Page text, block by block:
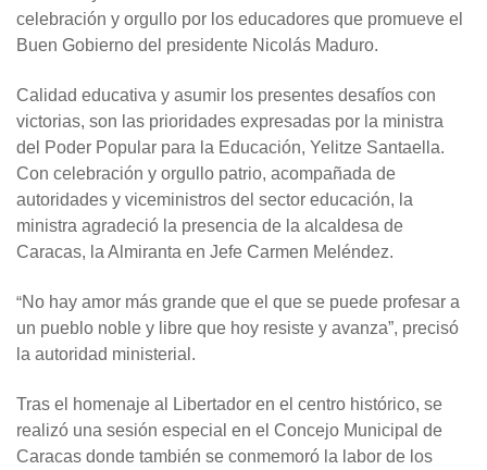
celebración y orgullo por los educadores que promueve el
Buen Gobierno del presidente Nicolás Maduro.
Calidad educativa y asumir los presentes desafíos con
victorias, son las prioridades expresadas por la ministra
del Poder Popular para la Educación, Yelitze Santaella.
Con celebración y orgullo patrio, acompañada de
autoridades y viceministros del sector educación, la
ministra agradeció la presencia de la alcaldesa de
Caracas, la Almiranta en Jefe Carmen Meléndez.
“No hay amor más grande que el que se puede profesar a
un pueblo noble y libre que hoy resiste y avanza”, precisó
la autoridad ministerial.
Tras el homenaje al Libertador en el centro histórico, se
realizó una sesión especial en el Concejo Municipal de
Caracas donde también se conmemoró la labor de los